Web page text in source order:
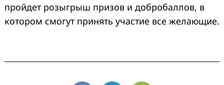
пройдет розыгрыш призов и добробаллов, в
котором смогут принять участие все желающие.